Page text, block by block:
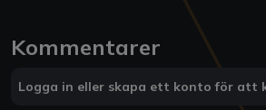
Kommentarer
Logga in eller skapa ett konto för att